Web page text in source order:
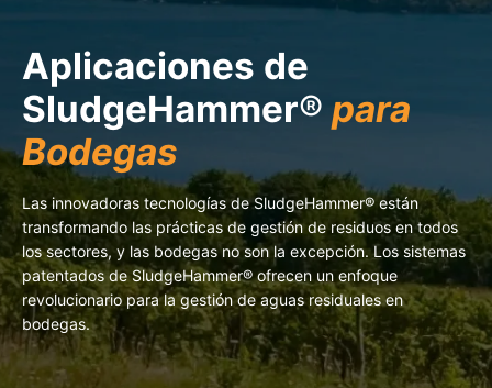
Aplicaciones de
SludgeHammer® para
Bodegas
Las innovadoras tecnologías de SludgeHammer®están
transformando las prácticas de gestión de residuos en todos
los sectores, y las bodegas no son la excepción. Los sistemas
patentados de SludgeHammer®ofrecen un enfoque
revolucionario para la gestión de aguas residuales en
bodegas.